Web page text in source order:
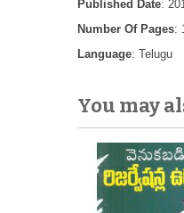
Published Date:
Number Of Pages:
Language: Telugu
You may